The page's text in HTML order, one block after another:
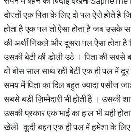
दोस्तों एक पिता के लिए दो पल ऐसे होते है
होता है एक पल तो ऐसा होता है जब उसके
की अर्थी निकले और दूसरा पल ऐसा होता
उसकी बेटी की डोली उठे । पिता की सबसे
वो बीस साल साथ रही बेटी एक ही पल में
समय में पिता का दिल बहुत ज्यादा पसीज
सबसे बड़ी ज़िम्मेदारी भी होती है । उसकी
उसकी प्रकार एक भाई का हाल भी यही
खेली–कूदी बहन एक ही पल में हमेशा के लिए